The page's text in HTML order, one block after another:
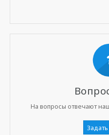
На вопросы отвечают